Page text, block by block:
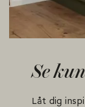
Se
Låt dig